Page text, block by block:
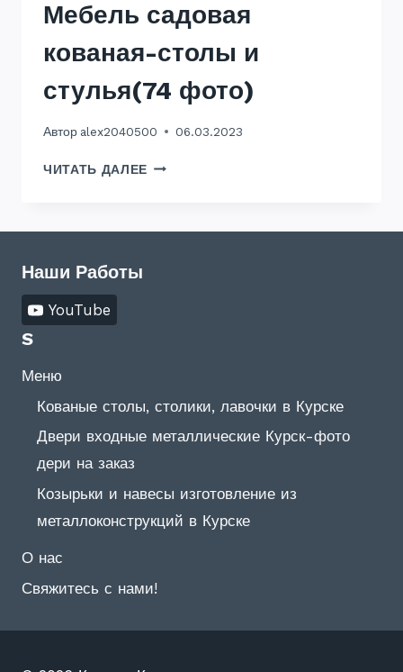
Мебель садовая
кованая-столы и
стулья(74 фото)
Автор alex2040500 06.03.2023
ЧИТАТЬ ДАЛЕЕ МЕБЕЛЬ
Наши Работы
YouTube
S
Меню
Кованые столы, столики, лавочки в Курске
Двери входные металлические Курск-фото
дери на заказ
Козырьки и навесы изготовление из
металлоконструкций в Курске
О нас
Свяжитесь с нами!